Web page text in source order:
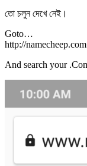
তো চলুন দেখে নেই।
Goto…
http://namecheep.com
And search your